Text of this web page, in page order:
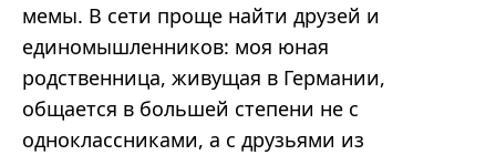
мемы. В сети проще найти друзей и
единомышленников: моя юная
родственница, живущая в Германии,
общается в большей степени не с
одноклассниками, а с друзьями из